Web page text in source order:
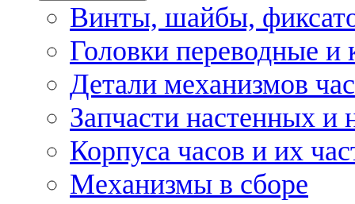
Винты, шайбы,
Головки переводные и
Детали механизмов
Запчасти настенных и
Корпуса часов и их
Механизмы в сборе